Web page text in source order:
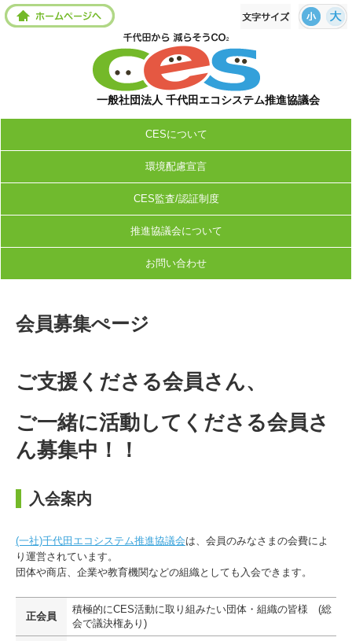
一般社団法人 千代田エコシステム推進協議会
CESについて
環境配慮宣言
CES監査/認証制度
推進協議会について
お問い合わせ
会員募集ぺージ
ご支援くださる会員さん、
ご一緒に活動してくださる会員さ
ん募集中！！
入会案内
(一社)千代田エコシステム推進協議会は、会員のみなさまの会費によ
り運営されています。
団体や商店、企業や教育機関などの組織としても入会できます。
正会員
積極的にCES活動に取り組みたい団体・組織の皆様 (総
会で議決権あり)